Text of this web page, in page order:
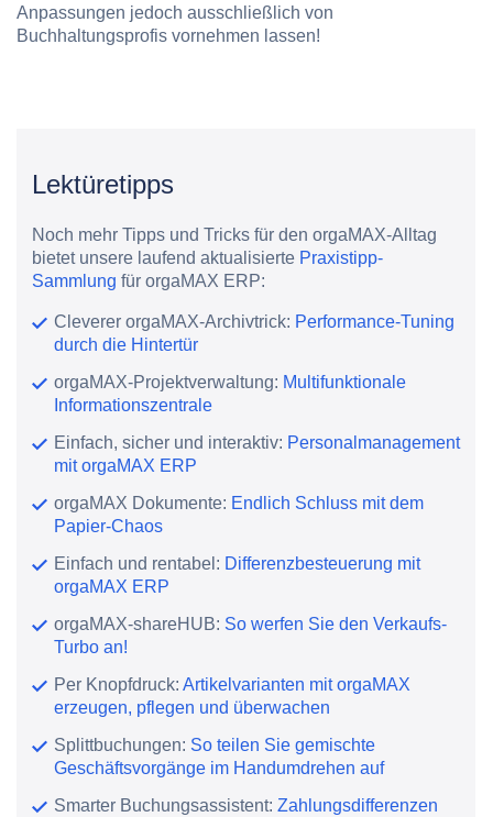
Anpassungen jedoch ausschließlich von
Buchhaltungsprofis vornehmen lassen!
Lektüretipps
Noch mehr Tipps und Tricks für den orgaMAX-Alltag
bietet unsere laufend aktualisierte Praxistipp-
Sammlung für orgaMAX ERP:
Cleverer orgaMAX-Archivtrick: Performance-Tuning
durch die Hintertür
orgaMAX-Projektverwaltung: Multifunktionale
Informationszentrale
Einfach, sicher und interaktiv: Personalmanagement
mit orgaMAX ERP
orgaMAX Dokumente: Endlich Schluss mit dem
Papier-Chaos
Einfach und rentabel: Differenzbesteuerung mit
orgaMAX ERP
orgaMAX-shareHUB: So werfen Sie den Verkaufs-
Turbo an!
Per Knopfdruck:Artikelvarianten mit orgaMAX
erzeugen, pflegen und überwachen
Splittbuchungen: So teilen Sie gemischte
Geschäftsvorgänge im Handumdrehen auf
Smarter Buchungsassistent:Zahlungsdifferenzen